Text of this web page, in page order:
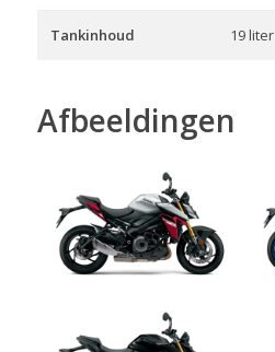
Tankinhoud 19 liter
Afbeeldingen